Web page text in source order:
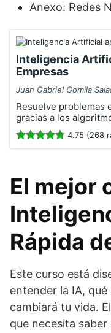
Anexo: Redes
Inteligencia
Empresas
Juan Gabriel Gomila
Resuelve problemas
gracias a los
4.75 (268
El mejor
Rápida
Este curso está
entender la IA,
cambiará tu vida.
que necesita